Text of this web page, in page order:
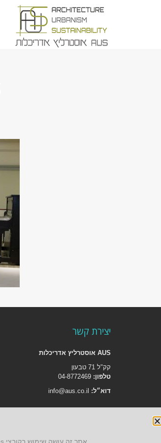
יצירת קשר
AUS אוסטרליץ אדריכלות
קק"ל 71 טבעון
טלפון:
דוא״ל: info@aus.co.il